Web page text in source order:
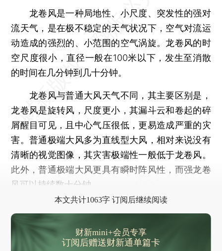
龙卷风是一种局地性、小尺度、突发性的强对
流天气，是在极不稳定的天气状况下，空气对流运
动造成的强烈的、小范围的空气涡旋。龙卷风的时
空尺度很小，直径一般在100米以下，发生至消散
的时间在几分钟到几十分钟。
龙卷风与普通大风天气不同，其主要区别是，
龙卷风是旋转风，尺度更小，其漏斗云和卷起的碎
屑醒目可见，且中心气压很低，更易造成严重的灾
害。普通极端大风多为直线型大风，相对来说没有
清晰的视觉图像，其灾害极端性一般低于龙卷风。
此外，普通极端大风更具有瞬时阵风性，而强龙卷
风可以持续数十分钟。
本文共计1063字 订阅后继续阅读
财新mini+会员专享
订阅后赠送财新通单篇卡